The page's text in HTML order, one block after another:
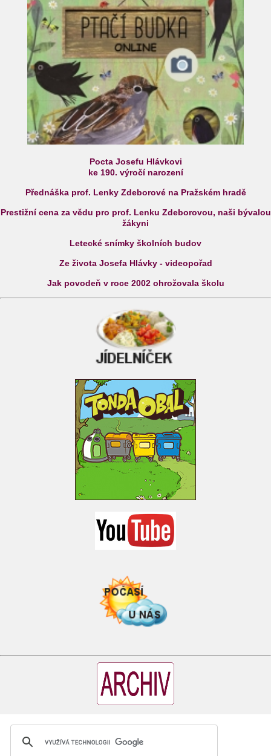
Pocta Josefu Hlávkovi
ke 190. výročí narození
Přednáška prof. Lenky Zdeborové na Pražském hradě
Prestižní cena za vědu pro prof. Lenku Zdeborovou, naši bývalou
žákyni
Letecké snímky školních budov
Ze života Josefa Hlávky - videopořad
Jak povodeň v roce 2002 ohrožovala školu